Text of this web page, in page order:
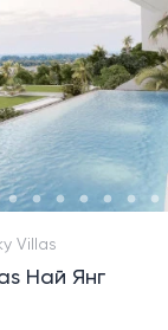
Villas
Най Янг